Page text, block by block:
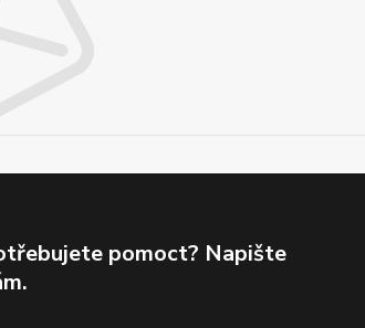
pomoct? Napište